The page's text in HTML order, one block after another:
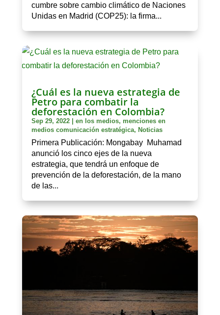
cumbre sobre cambio climático de Naciones
Unidas en Madrid (COP25): la firma...
¿Cuál es la nueva estrategia de
Petro para combatir la
deforestación en Colombia?
Sep 29, 2022| en los medios, menciones en
medios comunicación estratégica, Noticias
Primera Publicación: Mongabay Muhamad
anunció los cinco ejes de la nueva
estrategia, que tendrá un enfoque de
prevención de la deforestación, de la mano
de las...